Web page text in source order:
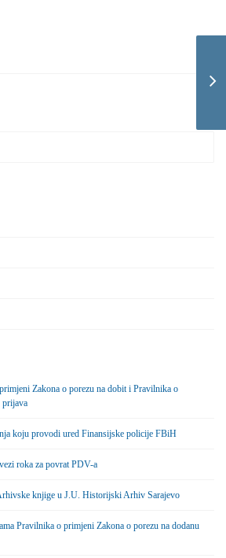
Zakona o porezu na dobit i Pravilnika o
prijava
koju provodi ured Finansijske policije FBiH
roka za povrat PDV-a
knjige u J.U. Historijski Arhiv Sarajevo
Pravilnika o primjeni Zakona o porezu na dodanu